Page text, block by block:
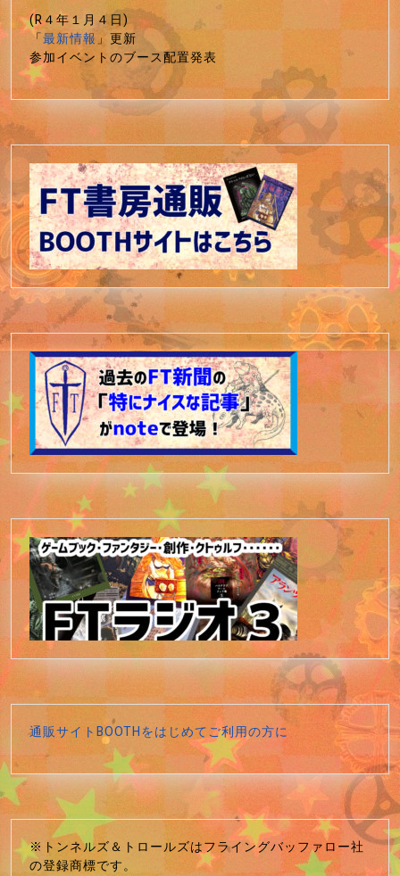
(R４年１月４日)
「最新情報」更新
参加イベントのブース配置発表
通販サイトBOOTHをはじめてご利用の方に
※トンネルズ＆トロールズはフライングバッファロー社
の登録商標です。